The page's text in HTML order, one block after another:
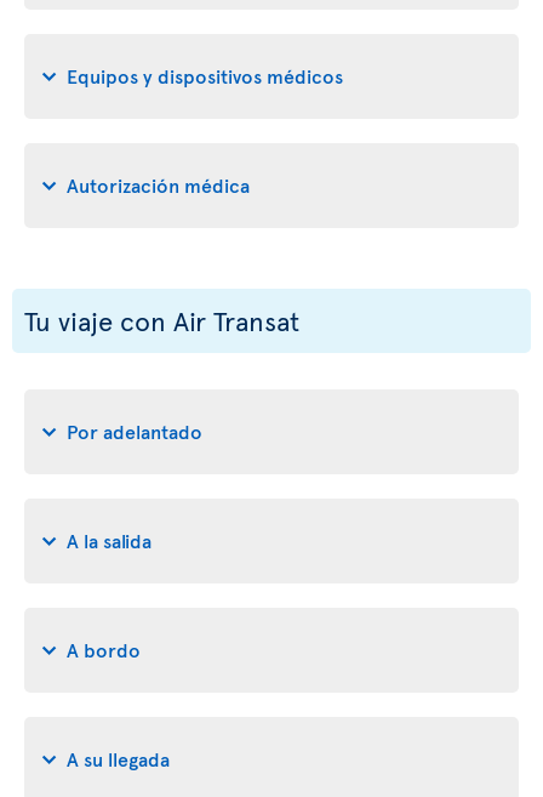
Equipos y dispositivos médicos
Autorización médica
Tu viaje con Air Transat
Por adelantado
A la salida
A bordo
A su llegada